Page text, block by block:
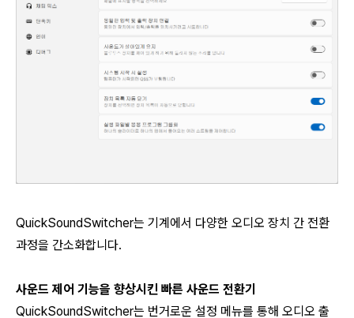
QuickSoundSwitcher는 기계에서 다양한 오디오 장치 간 전환
과정을 간소화합니다.
사운드 제어 기능을 향상시킨 빠른 사운드 전환기
QuickSoundSwitcher는 번거로운 설정 메뉴를 통해 오디오 출